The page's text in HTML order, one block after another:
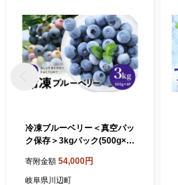
冷凍ブルーベリー＜真空パッ
ク保存＞3kgパック(500g×6
リー 果実 冷凍 ベリー フルー
ツ くだもの 日時指定可 岐阜
寄附金額 54,000円
岐阜県川辺町